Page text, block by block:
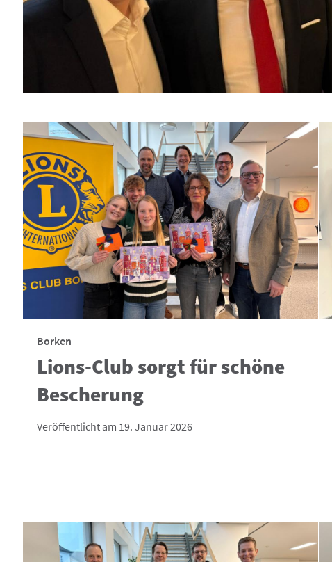
Borken
Lions-Club sorgt für schöne
Bescherung
Veröffentlicht am 19. Januar 2026